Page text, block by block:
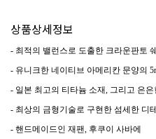
상품상세정보
- 최적의 밸런스로 도출한 크라운판토
- 유니크한 네이티브 아메리칸 문양의
- 일본 최고의 티타늄 소재, 그리고 은
- 최상의 금형기술로 구현한 섬세한 디
- 핸드메이드인 재팬, 후쿠이 사바에